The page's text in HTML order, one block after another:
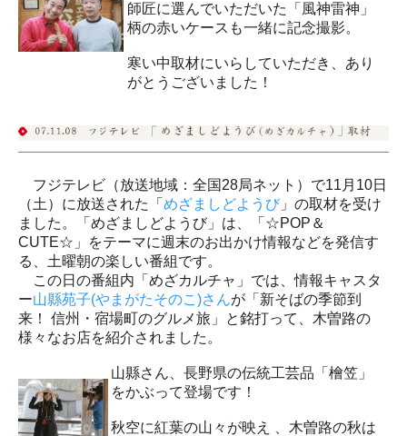
師匠に選んでいただいた「風神雷神」
柄の赤いケースも一緒に記念撮影。
寒い中取材にいらしていただき、あり
がとうございました！
フジテレビ（放送地域：全国28局ネット）で11月10日
（土）に放送された「 めざましどようび」の取材を受け
ました。「めざましどようび」は、「☆POP＆
CUTE☆」をテーマに週末のお出かけ情報などを発信す
る、土曜朝の楽しい番組です。
この日の番組内「めざカルチャ」では、情報キャスタ
ー山縣苑子(やまがたそのこ)さんが「新そばの季節到
来！ 信州・宿場町のグルメ旅」と銘打って、木曽路の
様々なお店を紹介されました。
山縣さん、長野県の伝統工芸品「檜笠」
をかぶって登場です！
秋空に紅葉の山々が映え 、木曽路の秋は